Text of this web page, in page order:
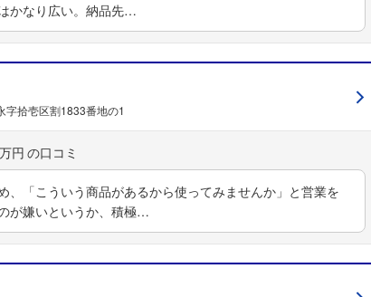
かなり広い。納品先…
字拾壱区割1833番地の1
円
、「こういう商品があるから使ってみませんか」と営業を
が嫌いというか、積極…